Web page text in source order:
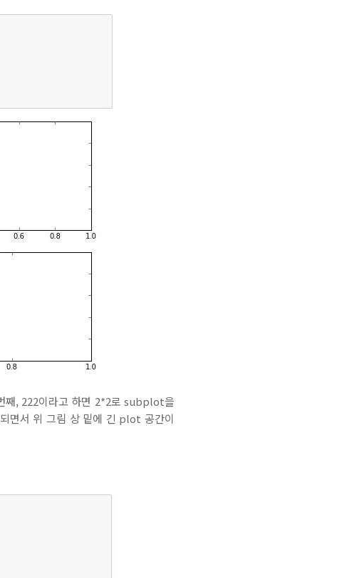
째, 222이라고 하면 2*2로 subplot을
면서 위 그림 상 밑에 긴 plot 공간이